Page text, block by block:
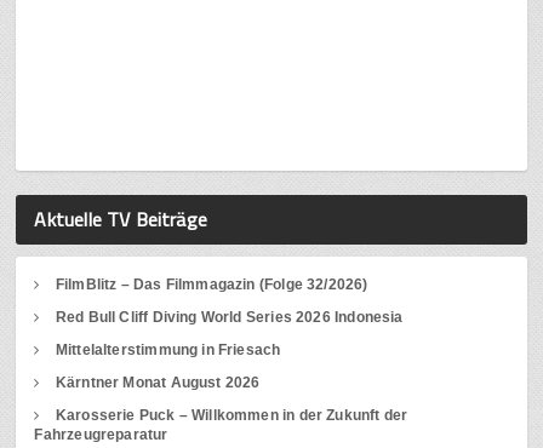
Aktuelle TV Beiträge
FilmBlitz – Das Filmmagazin (Folge 32/2026)
Red Bull Cliff Diving World Series 2026 Indonesia
Mittelalterstimmung in Friesach
Kärntner Monat August 2026
Karosserie Puck – Willkommen in der Zukunft der
Fahrzeugreparatur